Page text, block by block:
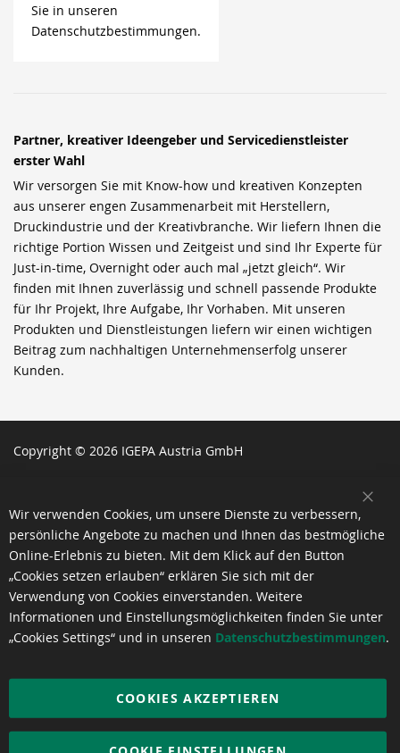
Sie in unseren
Datenschutzbestimmungen.
Partner, kreativer Ideengeber und Servicedienstleister
erster Wahl
Wir versorgen Sie mit Know-how und kreativen Konzepten
aus unserer engen Zusammenarbeit mit Herstellern,
Druckindustrie und der Kreativbranche. Wir liefern Ihnen die
richtige Portion Wissen und Zeitgeist und sind Ihr Experte für
Just-in-time, Overnight oder auch mal „jetzt gleich“. Wir
finden mit Ihnen zuverlässig und schnell passende Produkte
für Ihr Projekt, Ihre Aufgabe, Ihr Vorhaben. Mit unseren
Produkten und Dienstleistungen liefern wir einen wichtigen
Beitrag zum nachhaltigen Unternehmenserfolg unserer
Kunden.
Copyright © 2026 IGEPA Austria GmbH
Wir verwenden Cookies, um unsere Dienste zu verbessern,
persönliche Angebote zu machen und Ihnen das bestmögliche
Online-Erlebnis zu bieten. Mit dem Klick auf den Button
„Cookies setzen erlauben“ erklären Sie sich mit der
Verwendung von Cookies einverstanden. Weitere
Informationen und Einstellungsmöglichkeiten finden Sie unter
„Cookies Settings“ und in unseren Datenschutzbestimmungen.
COOKIES AKZEPTIEREN